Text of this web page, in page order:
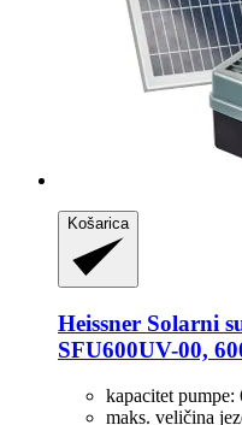
Košarica
Heissner Solarni
SFU600UV-​00,
kapacitet pumpe:
maks. veličina